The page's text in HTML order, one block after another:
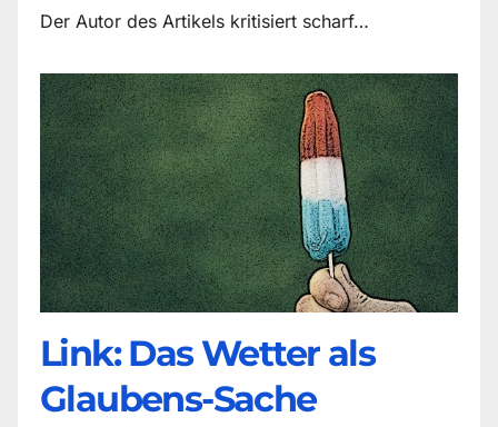
Der Autor des Artikels kritisiert scharf…
Link: Das Wetter als
Glaubens-Sache